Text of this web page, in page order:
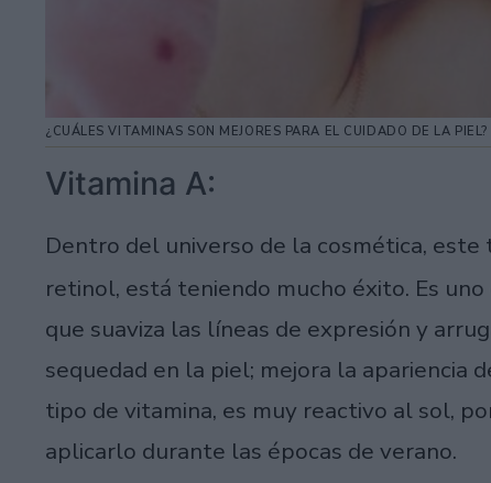
¿CUÁLES VITAMINAS SON MEJORES PARA EL CUIDADO DE LA PIEL?
Vitamina A:
Dentro del universo de la cosmética, este
retinol, está teniendo mucho éxito. Es
que suaviza las líneas de expresión y
sequedad en la piel; mejora la apariencia
tipo de vitamina, es muy reactivo al sol,
aplicarlo durante las épocas de verano.